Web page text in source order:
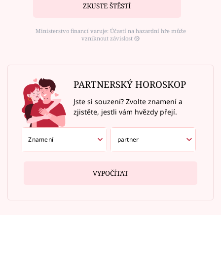
ZKUSTE ŠTĚSTÍ
Ministerstvo financí varuje: Účastí na hazardní hře může
vzniknout závislost ⑱
PARTNERSKÝ HOROSKOP
Jste si souzení? Zvolte znamení a
zjistěte, jestli vám hvězdy přejí.
VYPOČÍTAT